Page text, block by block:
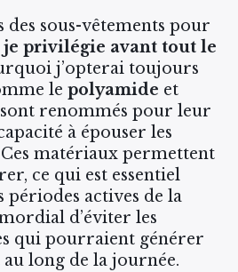
des sous-vêtements pour
je privilégie avant tout le
j’opterai toujours
le polyamide et
renommés pour leur
à épouser les
matériaux permettent
ce qui est essentiel
actives de la
d’éviter les
qui pourraient générer
long de la journée.